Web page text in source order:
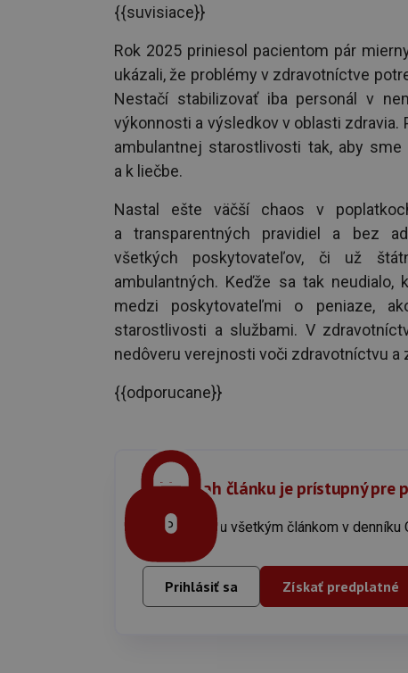
{{suvisiace}}
Rok 2025 priniesol pacientom pár
ukázali, že problémy v zdravotníctve
Nestačí stabilizovať iba personál v
výkonnosti a výsledkov v oblasti
ambulantnej starostlivosti tak, aby
a k liečbe.
Nastal ešte väčší chaos v
a transparentných pravidiel a bez
všetkých poskytovateľov, či už
ambulantných. Keďže sa tak
medzi poskytovateľmi o peniaze,
starostlivosti a službami. V
nedôveru verejnosti voči zdravotníctvu a
{{odporucane}}
Celý obsah článku je prístupný
Prístup ku všetkým článkom v denníku
Prihlásiť sa Získať predplatné